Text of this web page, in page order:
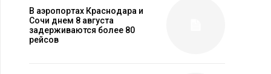
В аэропортах Краснодара и
Сочи днем 8 августа
задерживаются более 80
рейсов